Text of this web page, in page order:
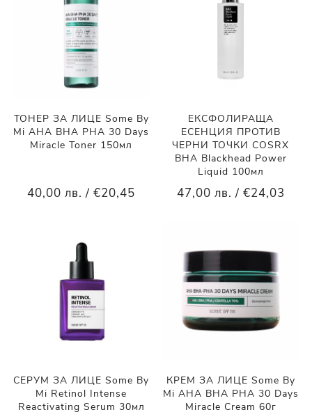
ТОНЕР ЗА ЛИЦЕ Some By
Mi AHA BHA PHA 30 Days
Miracle Toner 150мл
40,00 лв. / €20,45
ЕКСФОЛИРАЩА
ЕСЕНЦИЯ ПРОТИВ
ЧЕРНИ ТОЧКИ COSRX
BHA Blackhead Power
Liquid 100мл
47,00 лв. / €24,03
СЕРУМ ЗА ЛИЦЕ Some By
Mi Retinol Intense
Reactivating Serum 30мл
КРЕМ ЗА ЛИЦЕ Some By
Mi AHA BHA PHA 30 Days
Miracle Cream 60г